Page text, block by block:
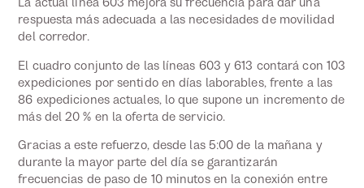
respuesta más adecuada a las necesidades de movilidad
del corredor.
El cuadro conjunto de las líneas 603 y 613 contará con 103
expediciones por sentido en días laborables, frente a las
86 expediciones actuales, lo que supone un incremento de
más del 20 % en la oferta de servicio.
Gracias a este refuerzo, desde las 5:00 de la mañana y
durante la mayor parte del día se garantizarán
frecuencias de paso de 10 minutos en la conexión entre